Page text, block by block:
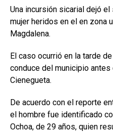
Una incursión sicarial dejó
mujer heridos en el en zona
Magdalena.
El caso ocurrió en la tarde
conduce del municipio
Cienegueta.
De acuerdo con el reporte
el hombre fue identificado
Ochoa, de 29 años, quien